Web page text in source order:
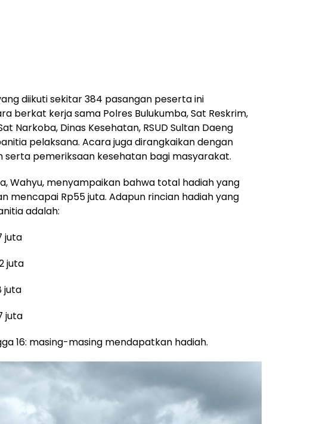
diikuti sekitar 384 pasangan peserta ini
berkat kerja sama Polres Bulukumba, Sat Reskrim,
Narkoba, Dinas Kesehatan, RSUD Sultan Daeng
pelaksana. Acara juga dirangkaikan dengan
serta pemeriksaan kesehatan bagi masyarakat.
Wahyu, menyampaikan bahwa total hadiah yang
mencapai Rp55 juta. Adapun rincian hadiah yang
adalah:
juta
juta
juta
juta
16: masing-masing mendapatkan hadiah.